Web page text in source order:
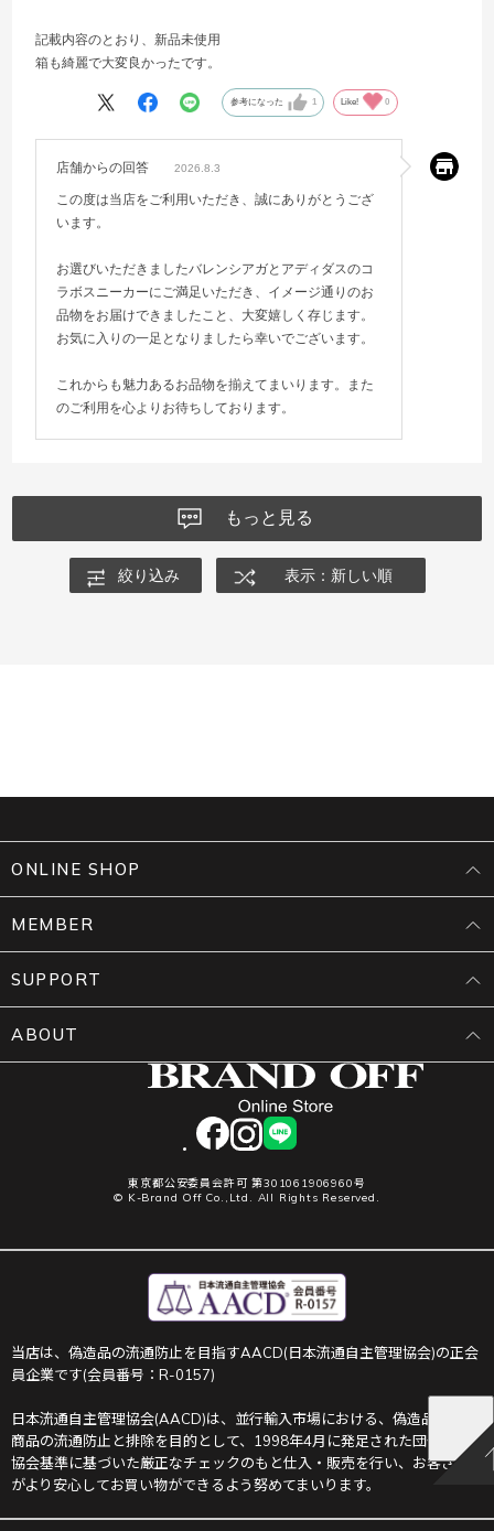
記載内容のとおり、新品未使用
箱も綺麗で大変良かったです。
参考になった 1 Like! 0
店舗からの回答 2026.8.3
この度は当店をご利用いただき、誠にありがとうござ
います。
お選びいただきましたバレンシアガとアディダスのコ
ラボスニーカーにご満足いただき、イメージ通りのお
品物をお届けできましたこと、大変嬉しく存じます。
お気に入りの一足となりましたら幸いでございます。
これからも魅力あるお品物を揃えてまいります。また
のご利用を心よりお待ちしております。
もっと見る
絞り込み 表示：新しい順
facebookinstagram
LINE
東京都公安委員会許可 第301061906960号
© K-Brand Off Co.,Ltd. All Rights Reserved.
ONLINE SHOP
MEMBER
SUPPORT
ABOUT
当店は、偽造品の流通防止を目指すAACD(日本流通自主管理協会)の正会
員企業です(会員番号：R-0157)
日本流通自主管理協会(AACD)は、並行輸入市場における、偽造品や不正
商品の流通防止と排除を目的として、1998年4月に発足された団体です。
協会基準に基づいた厳正なチェックのもと仕入・販売を行い、お客さま
がより安心してお買い物ができるよう努めてまいります。